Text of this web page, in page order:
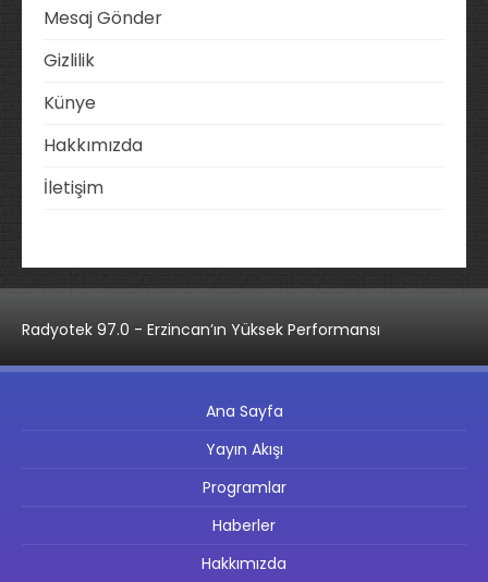
Mesaj Gönder
Gizlilik
Künye
Hakkımızda
İletişim
Radyotek 97.0 - Erzincan’ın Yüksek Performansı
Ana Sayfa
Yayın Akışı
Programlar
Haberler
Hakkımızda